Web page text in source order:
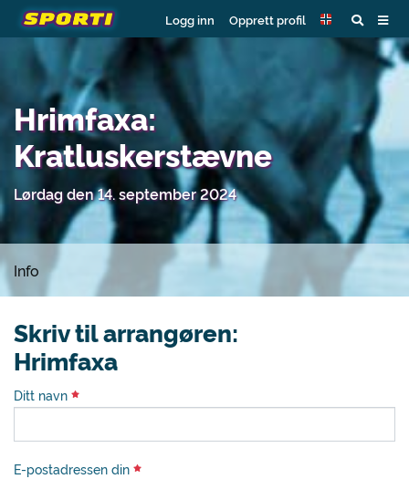
Logg inn Opprett profil
Hrimfaxa:
Kratluskerstævne
Lørdag den 14. september 2024
Info
Skriv til arrangøren:
Hrimfaxa
Ditt navn
E-postadressen din